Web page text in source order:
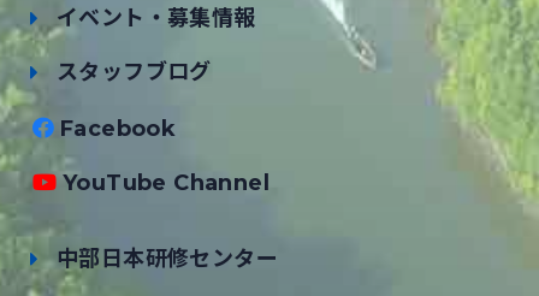
イベント・募集情報
スタッフブログ
Facebook
YouTube Channel
中部日本研修センター